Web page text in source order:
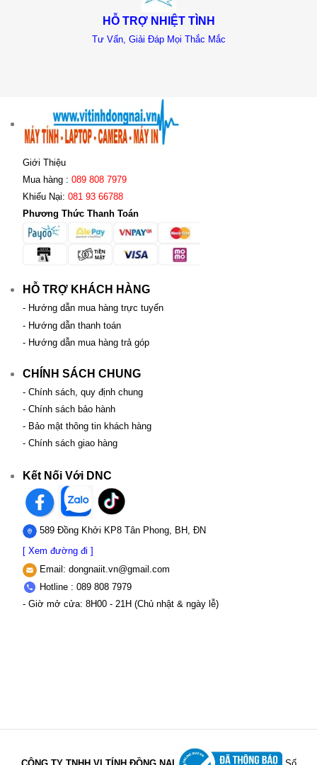
HỖ TRỢ NHIỆT TÌNH
Tư Vấn, Giải Đáp Mọi Thắc Mắc
Giới Thiệu
Mua hàng : 089 808 7979
Khiếu Nại: 081 93 66788
Phương Thức Thanh Toán
HỖ TRỢ KHÁCH HÀNG
- Hướng dẫn mua hàng trực tuyến
- Hướng dẫn thanh toán
- Hướng dẫn mua hàng trả góp
CHÍNH SÁCH CHUNG
- Chính sách, quy định chung
- Chính sách bảo hành
- Bảo mật thông tin khách hàng
- Chính sách giao hàng
Kết Nối Với DNC
589 Đồng Khởi KP8 Tân Phong, BH, ĐN
[ Xem đường đi ]
Email: dongnaiit.vn@gmail.com
Hotline : 089 808 7979
- Giờ mở cửa: 8H00 - 21H (Chủ nhật & ngày lễ)